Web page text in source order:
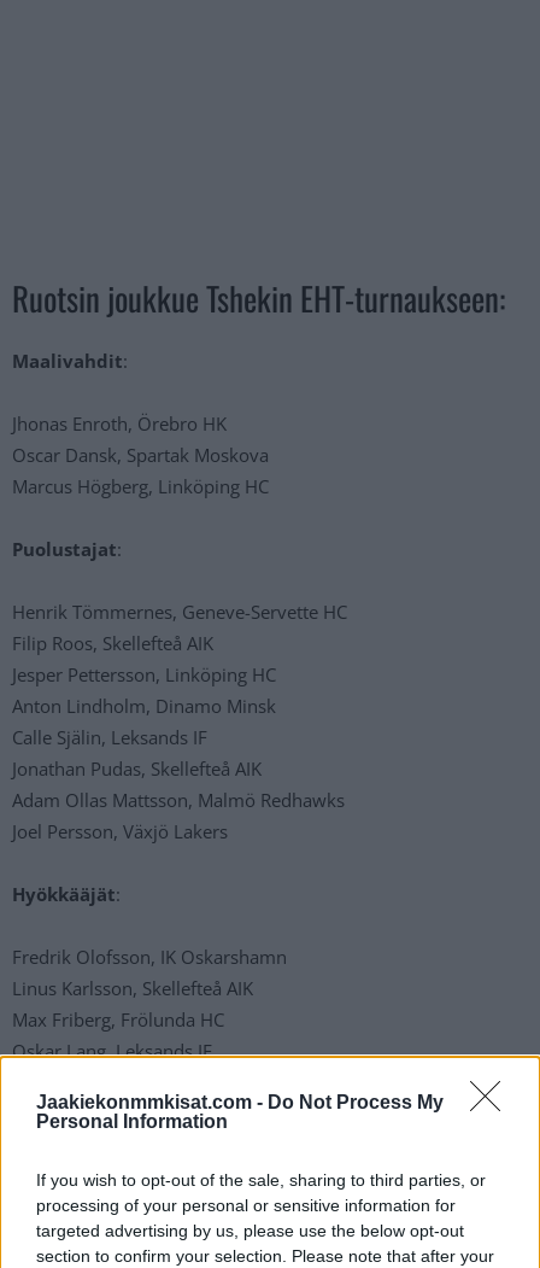
Jaakiekonmmkisat.com - Do Not Process My
Personal Information
If you wish to opt-out of the sale, sharing to third parties, or
processing of your personal or sensitive information for
targeted advertising by us, please use the below opt-out
section to confirm your selection. Please note that after your
Ruotsin joukkue Tshekin EHT-turnaukseen:
Maalivahdit:
Jhonas Enroth, Örebro HK
Oscar Dansk, Spartak Moskova
Marcus Högberg, Linköping HC
Puolustajat:
Henrik Tömmernes, Geneve-Servette HC
Filip Roos, Skellefteå AIK
Jesper Pettersson, Linköping HC
Anton Lindholm, Dinamo Minsk
Calle Själin, Leksands IF
Jonathan Pudas, Skellefteå AIK
Adam Ollas Mattsson, Malmö Redhawks
Joel Persson, Växjö Lakers
Hyökkääjät:
Fredrik Olofsson, IK Oskarshamn
Linus Karlsson, Skellefteå AIK
Max Friberg, Frölunda HC
Oskar Lang, Leksands IF
Elmer Söderblom, Frölunda HC
Albin Lundin, Timrå IK
Joakim Nordström, ei seuraa
Sebastian Hartmann, Timrå IK